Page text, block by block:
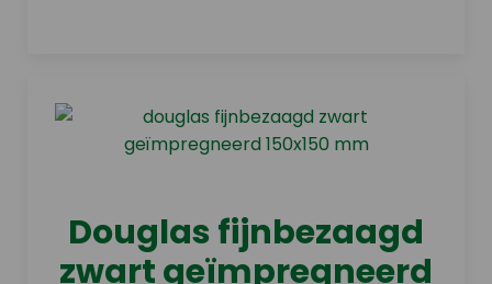
Douglas fijnbezaagd
zwart geïmpregneerd